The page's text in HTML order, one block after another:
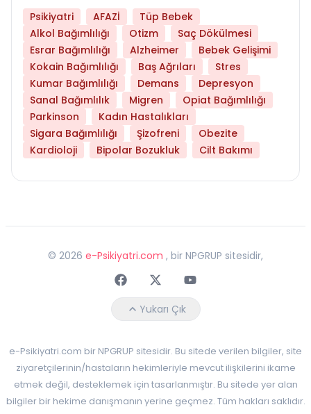
Psikiyatri AFAZİ
Tüp Bebek
Alkol Bağımlılığı
Otizm
Saç Dökülmesi
Esrar Bağımlılığı
Alzheimer
Bebek Gelişimi
Kokain Bağımlılığı
Baş Ağrıları
Stres
Kumar Bağımlılığı
Demans
Depresyon
Sanal Bağımlılık
Migren
Opiat Bağımlılığı
Parkinson
Kadın Hastalıkları
Sigara Bağımlılığı
Şizofreni
Obezite
Kardioloji
Bipolar Bozukluk Cilt Bakımı
© 2026 e-Psikiyatri.com , bir NPGRUP sitesidir,
FaceebokTwitterYoutube
Yukarı Çık
e-Psikiyatri.com bir NPGRUP sitesidir. Bu sitede verilen bilgiler, site
ziyaretçilerinin/hastaların hekimleriyle mevcut ilişkilerini ikame
etmek değil, desteklemek için tasarlanmıştır. Bu sitede yer alan
bilgiler bir hekime danışmanın yerine geçmez. Tüm hakları saklıdır.